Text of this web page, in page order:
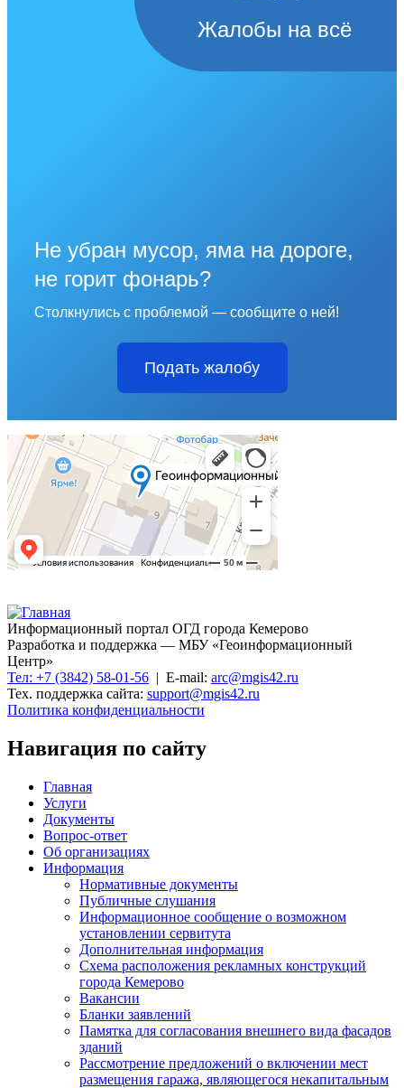
Жалобы на всё
Не убран мусор, яма на дороге,
не горит фонарь?
Столкнулись с проблемой — сообщите о ней!
Подать жалобу
Информационный портал ОГД города Кемерово
Разработка и поддержка — МБУ «Геоинформационный
Центр»
Тел: +7 (3842) 58-01-56 | E-mail: arc@mgis42.ru
Тех. поддержка сайта: support@mgis42.ru
Политика конфиденциальности
Навигация по сайту
Главная
Услуги
Документы
Вопрос-ответ
Об организациях
Информация
Нормативные документы
Публичные слушания
Информационное сообщение о возможном
установлении сервитута
Дополнительная информация
Схема расположения рекламных конструкций
города Кемерово
Вакансии
Бланки заявлений
Памятка для согласования внешнего вида фасадов
зданий
Рассмотрение предложений о включении мест
размещения гаража, являющегося некапитальным